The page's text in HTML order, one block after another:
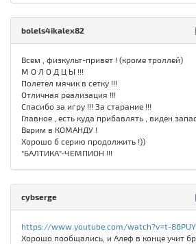
bolels4ikalex82
Всем , физкульт-привет ! (кроме троллей)
М О Л О Д Ц Ы !!!
Полетел мячик в сетку !!!
Отличная реализация !!!
Спасибо за игру !!! За старание !!!
Главное , есть куда прибавлять , виден
Верим в КОМАНДУ !
Хорошо б серию продолжить !))
"БАЛТИКА"-ЧЕМПИОН !!!
cybserge
https://www.youtube.com/watch?v=t-
Хорошо пообщались, и Алеф в конце учит